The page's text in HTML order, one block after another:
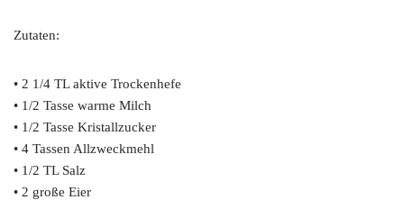
Zutaten:
• 2 1/4 TL aktive Trockenhefe
• 1/2 Tasse warme Milch
• 1/2 Tasse Kristallzucker
• 4 Tassen Allzweckmehl
• 1/2 TL Salz
• 2 große Eier